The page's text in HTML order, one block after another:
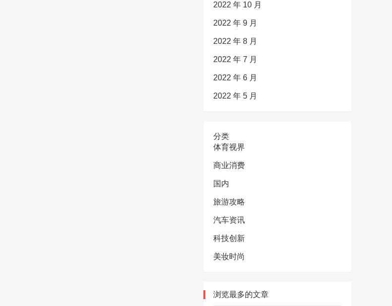
2022 年 10 月
2022 年 9 月
2022 年 8 月
2022 年 7 月
2022 年 6 月
2022 年 5 月
分类
体育视界
商业消费
国内
旅游攻略
汽车资讯
科技创新
美妆时尚
浏览最多的文章